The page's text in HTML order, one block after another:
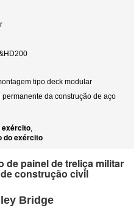
tipo deck modular
permanente da construção de aço
exército,
do exército
de painel de treliça militar
construção civil
Bridge